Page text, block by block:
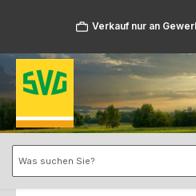
Verkauf nur an